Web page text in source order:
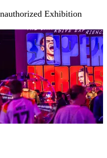
Exhibition